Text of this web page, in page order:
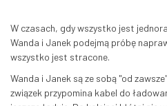
W czasach, gdy wszystko jest
Wanda i Janek podejmą próbę
wszystko jest stracone.
Wanda i Janek są ze sobą "od
związek przypomina kabel do